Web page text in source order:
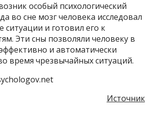
особый психологический
во сне мозг человека исследовал
ситуации и готовил его к
Эти сны позволяли человеку в
и автоматически
время чрезвычайных ситуаций.
Источник